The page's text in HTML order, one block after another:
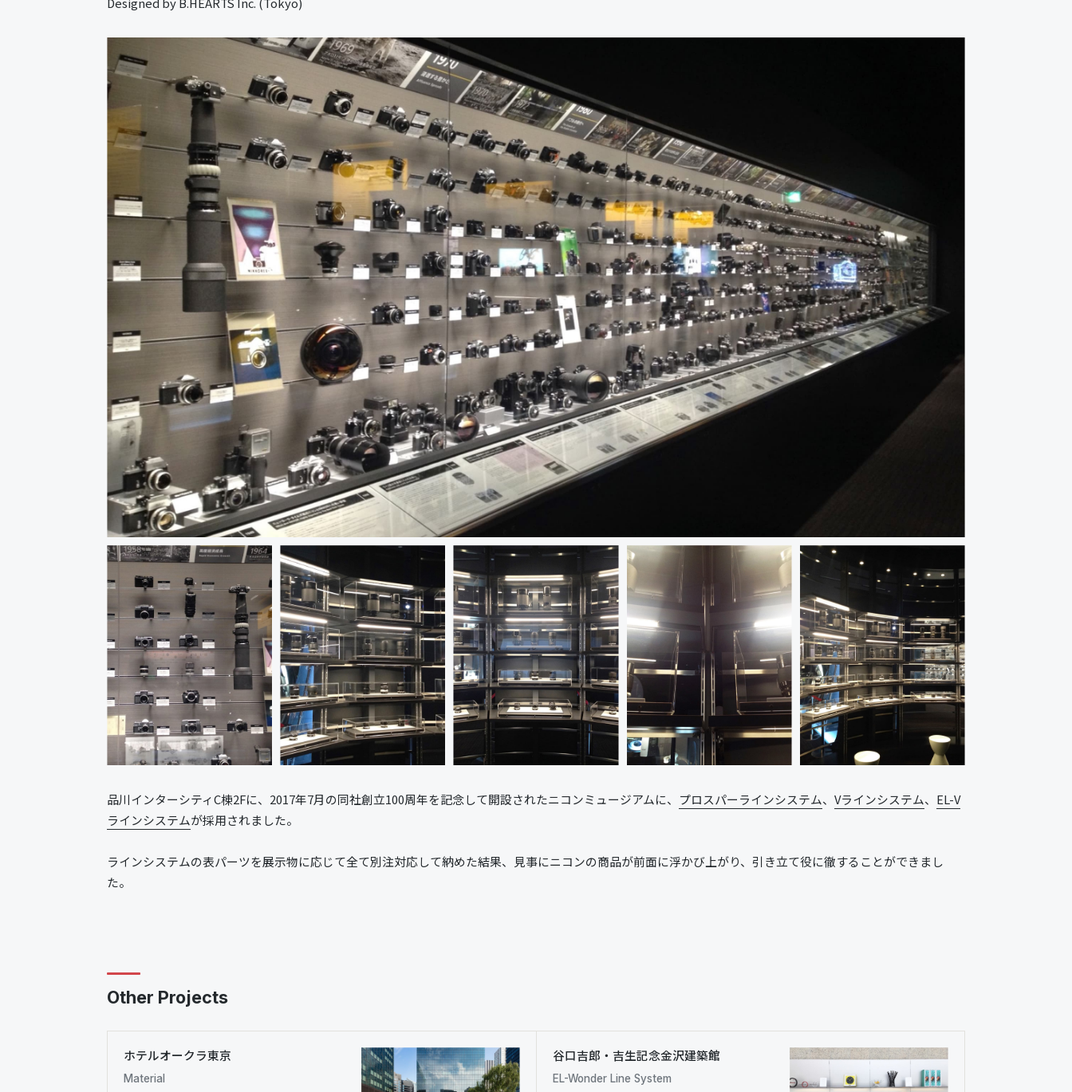
品川インターシティC棟2Fに、2017年7月の同社創立100周年を記念して開設されたニコンミュージアムに、 プロスパーラインシステム、Vラインシステム、 EL-V
ラインシステムが採用されました。
ラインシステムの表パーツを展示物に応じて全て別注対応して納めた結果、見事にニコンの商品が前面に浮かび上がり、引き立て役に徹することができまし
た。
Other Projects
ホテルオークラ東京
Material
谷口吉郎・吉生記念金沢建築館
EL-Wonder Line System